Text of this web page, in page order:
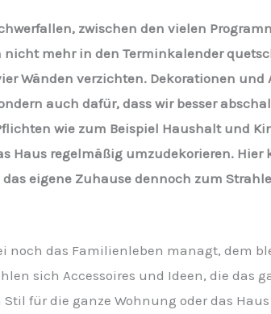
zwischen den vielen
nicht mehr in den Terminkalender
Wänden verzichten. Dekorationen und
auch dafür, dass wir besser
wie zum Beispiel Haushalt und
Haus regelmäßig umzudekorieren.
eigene Zuhause dennoch zum
noch das Familienleben managt, dem
sich Accessoires und Ideen, die das
für die ganze Wohnung oder das